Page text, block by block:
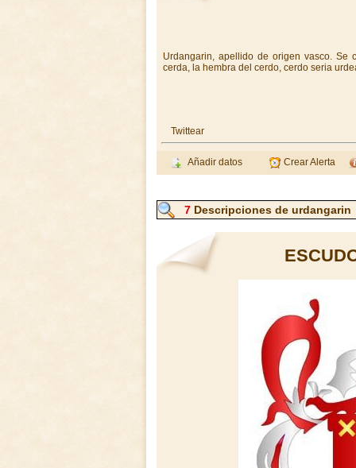
Urdangarin, apellido de origen vasco. Se
cerda, la hembra del cerdo, cerdo seria
Twittear
Añadir datos Crear Alerta
7Descripciones de urdangarin